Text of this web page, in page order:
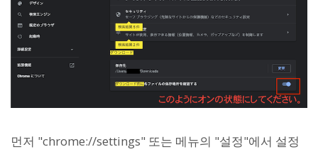
먼저 "chrome://settings" 또는 메뉴의 "설정"에서 설정